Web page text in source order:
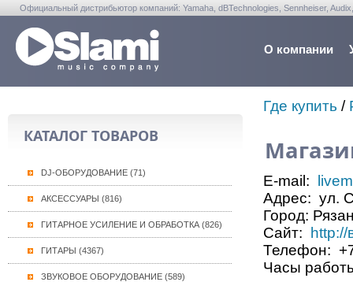
Официальный дистрибьютор компаний: Yamaha, dBTechnologies, Sennheiser,
О компании
КАТАЛОГ ТОВАРОВ
DJ-ОБОРУДОВАНИЕ (71)
АКСЕССУАРЫ (816)
ГИТАРНОЕ УСИЛЕНИЕ И ОБРАБОТКА (826)
ГИТАРЫ (4367)
ЗВУКОВОЕ ОБОРУДОВАНИЕ (589)
Где купить /
E-mail:
Адрес: ул.
Город:
Сайт:
Телефон:
Часы